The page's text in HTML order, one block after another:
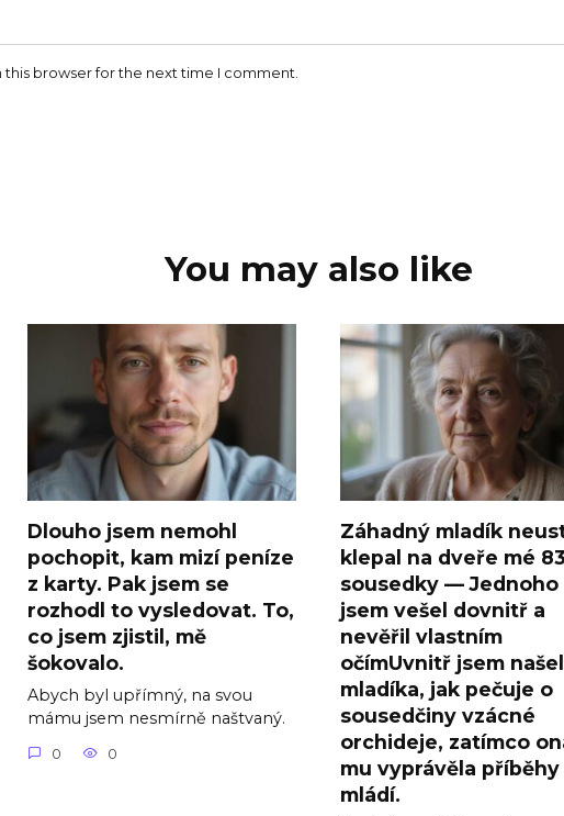
browser for the next time I comment.
You may also like
Dlouho jsem nemohl
pochopit, kam mizí peníze
z karty. Pak jsem se
rozhodl to vysledovat. To,
co jsem zjistil, mě
šokovalo.
Abych byl upřímný, na svou
mámu jsem nesmírně naštvaný.
0 0
Záhadný mladík
klepal na dveře mé
sousedky — Jednoho
jsem vešel dovnitř a
nevěřil vlastním
očímUvnitř jsem našel
mladíka, jak pečuje o
sousedčiny vzácné
orchideje, zatímco
mu vyprávěla příběhy
mládí.